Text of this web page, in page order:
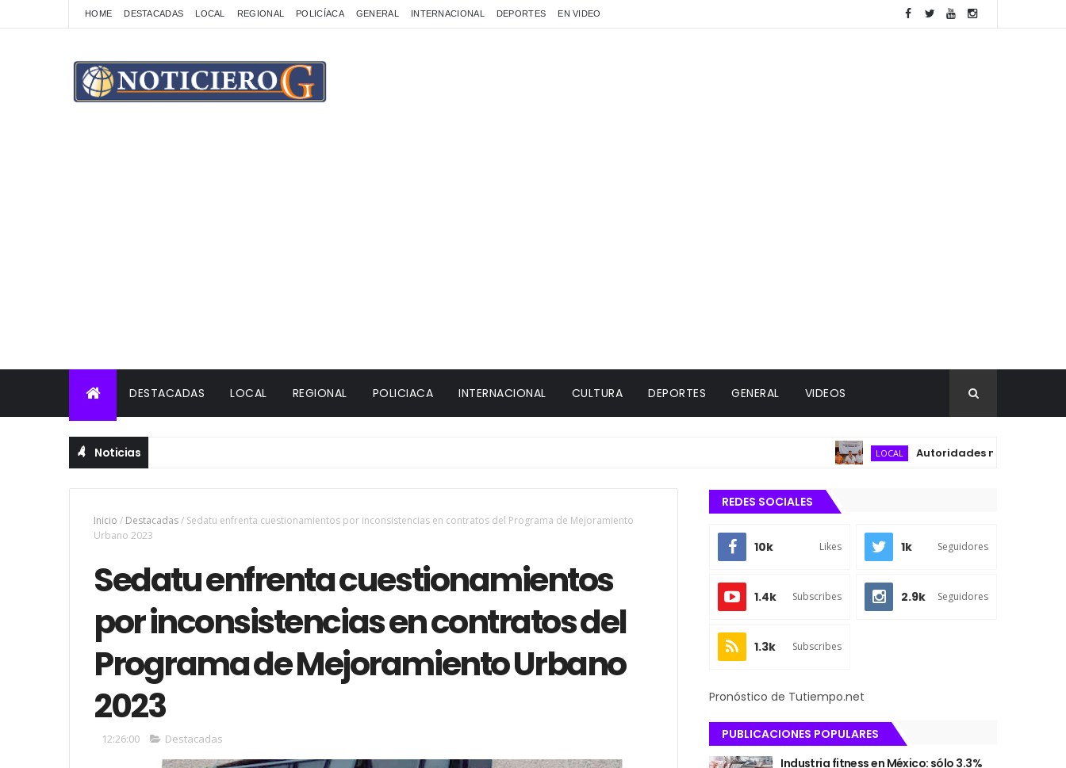
HOME DESTACADAS LOCAL REGIONAL POLICÍACA GENERAL INTERNACIONAL DEPORTES EN VIDEO
DESTACADAS LOCAL REGIONAL POLICIACA INTERNACIONAL CULTURA DEPORTES GENERAL VIDEOS
Noticias LOCAL Autoridades municipales y del
Inicio / Destacadas/ Sedatu enfrenta cuestionamientos por inconsistencias en contratos del Programa de Mejoramiento
Urbano 2023
Sedatu enfrenta cuestionamientos
por inconsistencias en contratos del
Programa de Mejoramiento Urbano
2023
12:26:00 Destacadas
REDES SOCIALES
10k Likes 1k Seguidores
1.4k Subscribes 2.9k Seguidores
1.3k Subscribes
Pronóstico de Tutiempo.net
PUBLICACIONES POPULARES
Industria fitness en México: sólo 3.3%